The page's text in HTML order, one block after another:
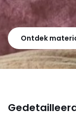
Ontdek